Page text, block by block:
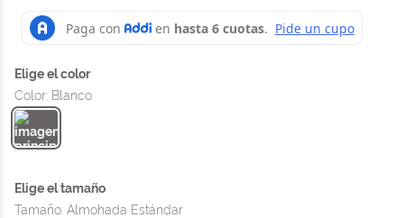
Color: Blanco
Tamaño: Almohada Estándar